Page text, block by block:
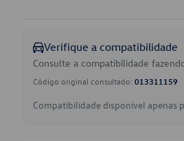
Verifique a compatibilidade
Consulte a compatibilidade
Código original consultado: 013311159
Compatibilidade disponível apenas